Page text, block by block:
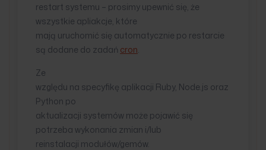
restart systemu – prosimy upewnić się, że
wszystkie apliakcje, które
mają uruchomić się automatycznie po restarcie
są dodane do zadań cron
Ze
względu na specyfikę aplikacji Ruby, Node.js oraz
Python po
aktualizacji systemów może pojawić się
potrzeba wykonania zmian i/lub
reinstalacji modułów/gemów.